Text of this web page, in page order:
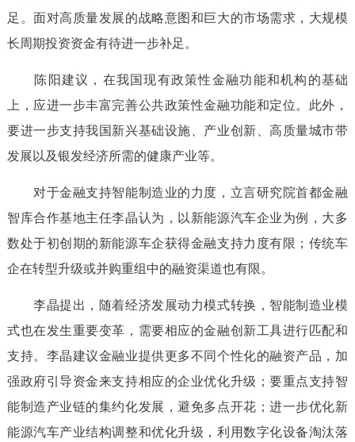
足。面对高质量发展的战略意图和巨大的市场需求，大规模
长周期投资资金有待进一步补足。
陈阳建议，在我国现有政策性金融功能和机构的基础
上，应进一步丰富完善公共政策性金融功能和定位。此外，
要进一步支持我国新兴基础设施、产业创新、高质量城市带
发展以及银发经济所需的健康产业等。
对于金融支持智能制造业的力度，立言研究院首都金融
智库合作基地主任李晶认为，以新能源汽车企业为例，大多
数处于初创期的新能源车企获得金融支持力度有限；传统车
企在转型升级或并购重组中的融资渠道也有限。
李晶提出，随着经济发展动力模式转换，智能制造业模
式也在发生重要变革，需要相应的金融创新工具进行匹配和
支持。李晶建议金融业提供更多不同个性化的融资产品，加
强政府引导资金来支持相应的企业优化升级；要重点支持智
能制造产业链的集约化发展，避免多点开花；进一步优化新
能源汽车产业结构调整和优化升级，利用数字化设备淘汰落